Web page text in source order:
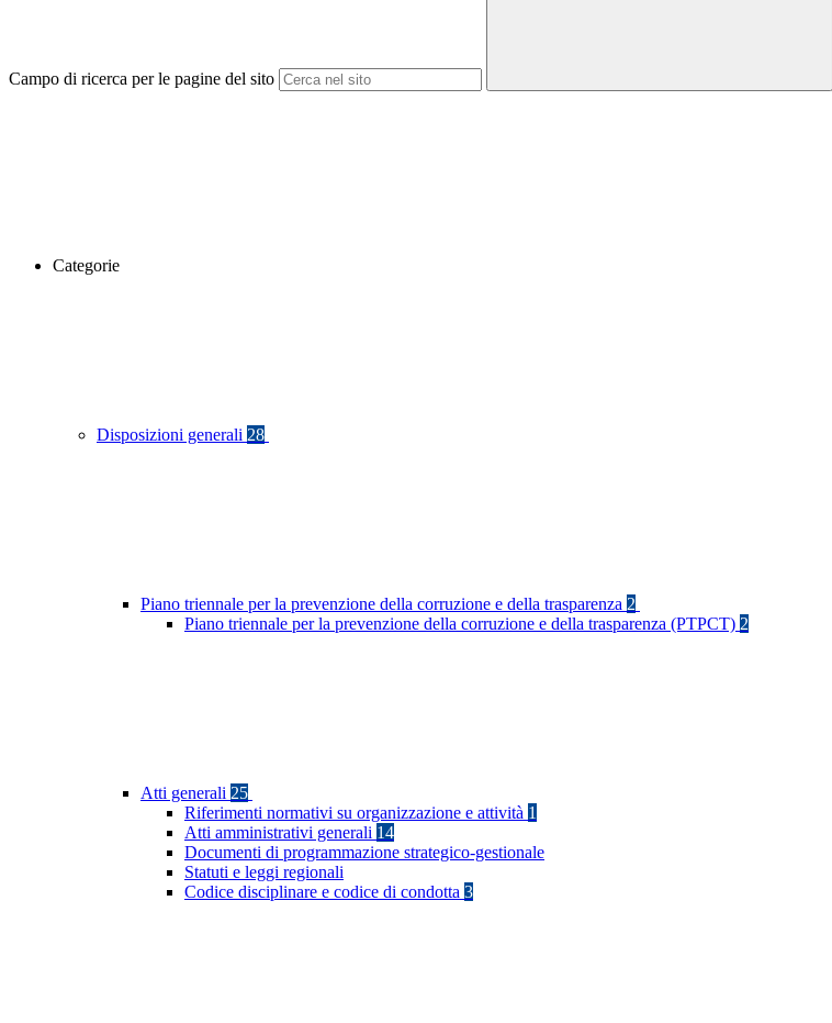
Campo di ricerca per le pagine del sito
Categorie
Disposizioni generali 28
Piano triennale per la prevenzione della corruzione e della trasparenza 2
Piano triennale per la prevenzione della corruzione e della trasparenza (PTPCT) 2
Atti generali 25
Riferimenti normativi su organizzazione e attività 1
Atti amministrativi generali 14
Documenti di programmazione strategico-gestionale
Statuti e leggi regionali
Codice disciplinare e codice di condotta 3